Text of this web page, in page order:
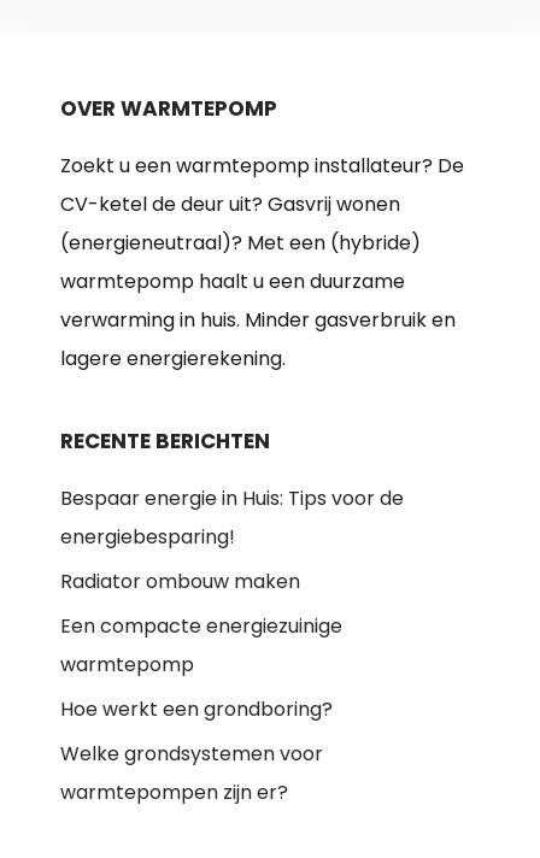
OVER WARMTEPOMP
Zoekt u een warmtepomp installateur? De
CV-ketel de deur uit? Gasvrij wonen
(energieneutraal)? Met een (hybride)
warmtepomp haalt u een duurzame
verwarming in huis. Minder gasverbruik en
lagere energierekening.
RECENTE BERICHTEN
Bespaar energie in Huis: Tips voor de
energiebesparing!
Radiator ombouw maken
Een compacte energiezuinige
warmtepomp
Hoe werkt een grondboring?
Welke grondsystemen voor
warmtepompen zijn er?